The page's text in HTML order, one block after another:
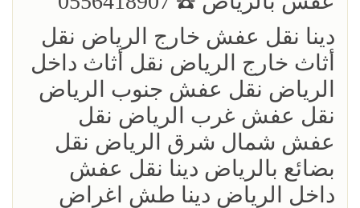
دينا نقل عفش خارج الرياض نقل
أثاث خارج الرياض نقل أثاث داخل
الرياض نقل عفش جنوب الرياض
نقل عفش غرب الرياض نقل
عفش شمال شرق الرياض نقل
بضائع بالرياض دينا نقل عفش
داخل الرياض دينا طش اغراض